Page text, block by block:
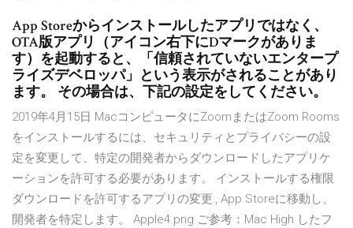
App Storeからインストールしたアプリではなく、
OTA版アプリ（アイコン右下にDマークがありま
す）を起動すると、「信頼されていないエンタープ
ライズデベロッパ」という表示がされることがあり
ます。 その場合は、下記の設定をしてください。
2019年4月15日 MacコンピュータにZoomまたはZoom Rooms
をインストールするには、セキュリティとプライバシーの設
定を変更して、特定の開発者からダウンロードしたアプリケ
ーションを許可する必要があります。 インストールする権限
ダウンロードを許可するアプリの変更:, App Storeに移動し、
開発者を特定します。 Apple4.png ご参考：Mac High したフ